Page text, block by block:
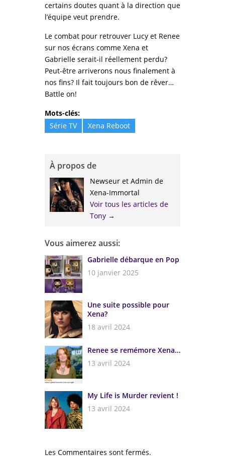
certains doutes quant à la direction que
l’équipe veut prendre.
Le combat pour retrouver Lucy et Renee
sur nos écrans comme Xena et
Gabrielle serait-il réellement perdu?
Peut-être arriverons nous finalement à
nos fins? Il fait toujours bon de rêver…
Battle on!
Mots-clés:
Série TV
Xena Reboot
À propos de
Newseur et Admin de
Xena-Immortal
Voir tous les articles de
Tony →
Vous aimerez aussi:
Gabrielle débarque en Pop
10 janvier 2025
Une suite possible pour
Xena?
18 avril 2024
Renee se remémore Xena…
13 avril 2024
My Life is Murder revient !
13 avril 2024
Les Commentaires sont fermés.